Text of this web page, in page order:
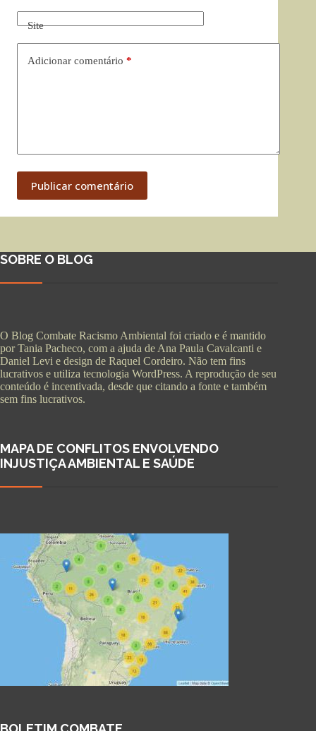
Site
Adicionar comentário *
Publicar comentário
SOBRE O BLOG
O Blog Combate Racismo Ambiental foi criado e é mantido
por Tania Pacheco, com a ajuda de Ana Paula Cavalcanti e
Daniel Levi e design de Raquel Cordeiro. Não tem fins
lucrativos e utiliza tecnologia WordPress. A reprodução de seu
conteúdo é incentivada, desde que citando a fonte e também
sem fins lucrativos.
MAPA DE CONFLITOS ENVOLVENDO
INJUSTIÇA AMBIENTAL E SAÚDE